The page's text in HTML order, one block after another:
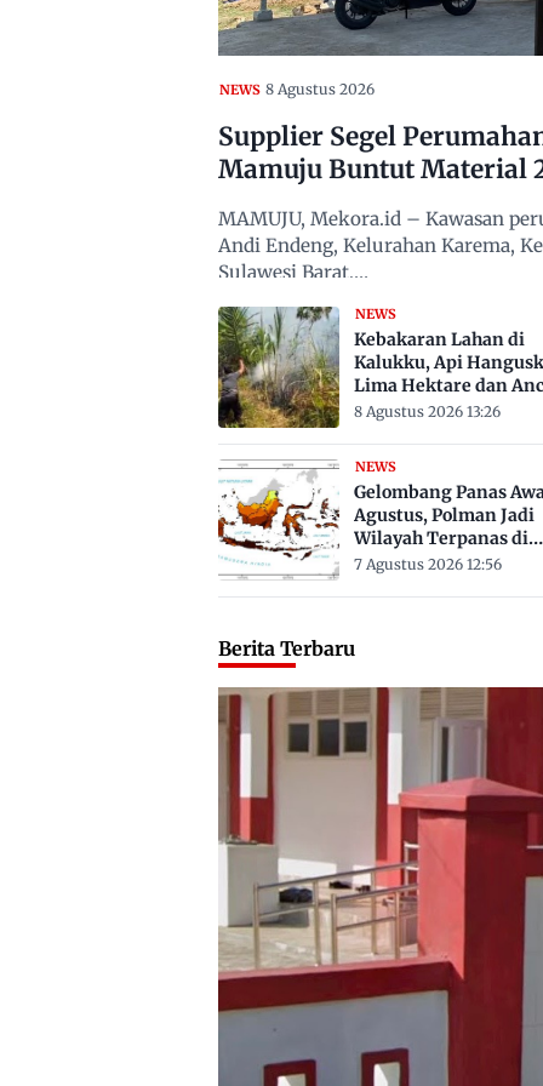
NEWS 8 Agustus 2026
Supplier Segel
Mamuju Buntut Material
MAMUJU, Mekora.id – Kawasan
Andi Endeng, Kelurahan Karema,
Sulawesi Barat,…
NEWS
Kebakaran Lahan di
Kalukku, Api
Lima Hektare dan
Permukiman
8 Agustus 2026 13:26
NEWS
Gelombang Panas
Agustus, Polman Jadi
Wilayah Terpanas di
Sulbar Suhu Lebih Dari
7 Agustus 2026 12:56
Berita Terbaru